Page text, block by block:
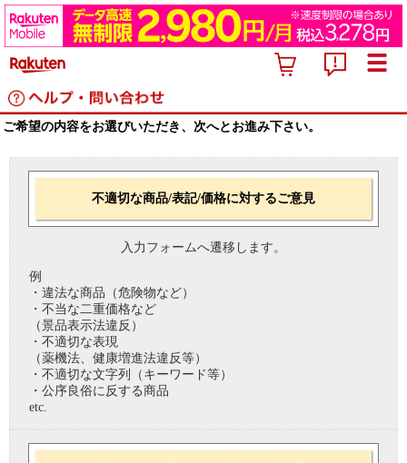
ご希望の内容をお選びいただき、次へとお進み下さい。
不適切な商品/表記/価格に対するご意見
入力フォームへ遷移します。
例
・違法な商品（危険物など）
・不当な二重価格など
（景品表示法違反）
・不適切な表現
（薬機法、健康増進法違反等）
・不適切な文字列（キーワード等）
・公序良俗に反する商品
etc.